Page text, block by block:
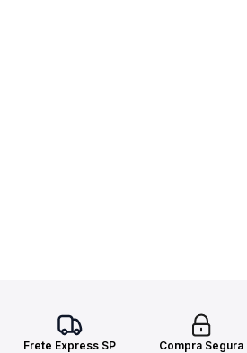
Frete Express SP
Compra Segura